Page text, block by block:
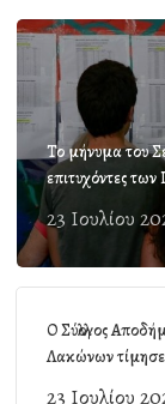
Το μήνυμα του
επιτυχόντες των
23 Ιουλίου
Ο Σύλλογος
Λακώνων
23 Ιουλίου